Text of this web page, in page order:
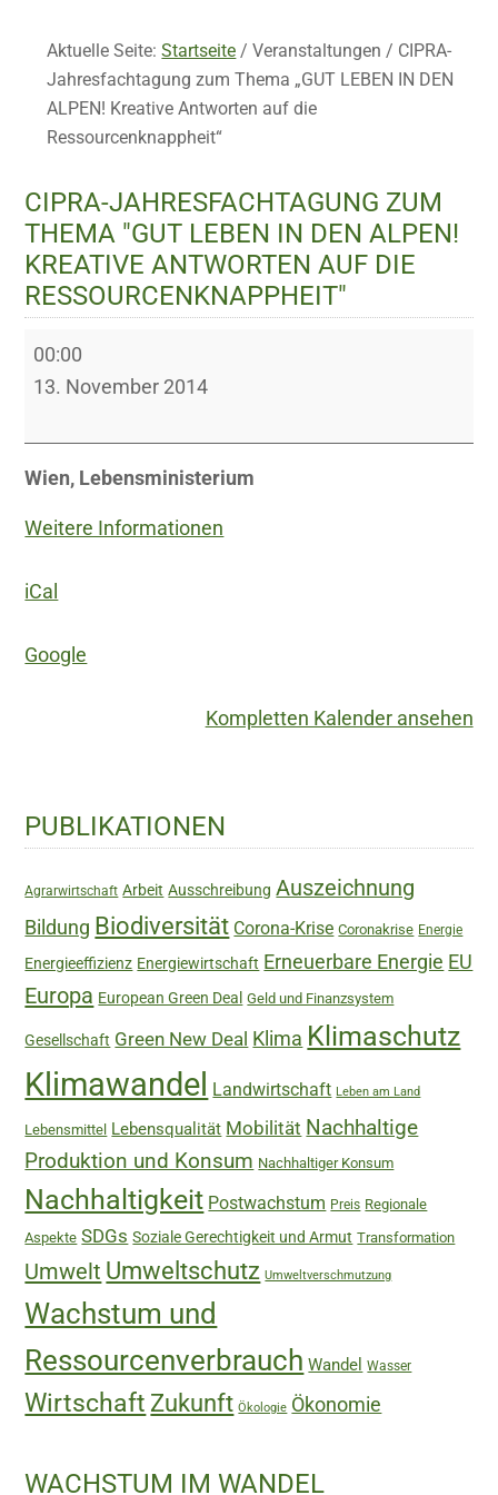
Aktuelle Seite:Startseite / Veranstaltungen/ CIPRA-
Jahresfachtagung zum Thema „GUT LEBEN IN DEN
ALPEN! Kreative Antworten auf die
Ressourcenknappheit“
CIPRA-JAHRESFACHTAGUNG ZUM
THEMA "GUT LEBEN IN DEN ALPEN!
KREATIVE ANTWORTEN AUF DIE
RESSOURCENKNAPPHEIT"
CIPRA-
Jahresfachtagung
Thema
"GUT
IN
ALPEN!
Antworten
00:00
13. November 2014
Wien, Lebensministerium
Weitere Informationen
iCal
Google
Kompletten Kalender ansehen
Haupt-
Sidebar
PUBLIKATIONEN
Agrarwirtschaft Arbeit Ausschreibung Auszeichnung
Bildung Biodiversität Corona-Krise Coronakrise Energie
Energieeffizienz Energiewirtschaft Erneuerbare Energie EU
Europa European Green Deal Geld und Finanzsystem
Gesellschaft Green New Deal Klima Klimaschutz
Klimawandel Landwirtschaft Leben am Land
Lebensmittel Lebensqualität Mobilität Nachhaltige
Produktion und Konsum Nachhaltiger Konsum
Nachhaltigkeit Postwachstum Preis Regionale
Aspekte SDGs Soziale Gerechtigkeit und Armut Transformation
Umwelt Umweltschutz Umweltverschmutzung
Wachstum und
Ressourcenverbrauch Wandel Wasser
Wirtschaft Zukunft Ökologie Ökonomie
WACHSTUM IM WANDEL